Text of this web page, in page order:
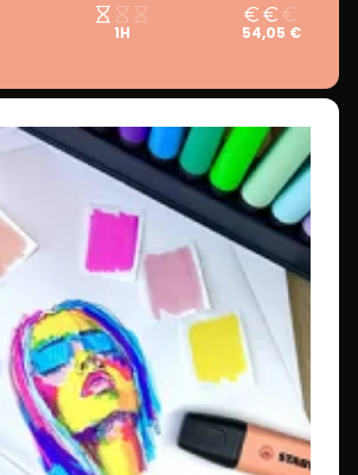
1H 54,05 €